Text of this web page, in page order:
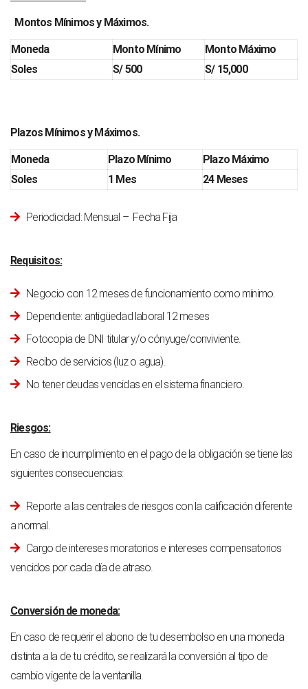
Montos Mínimos y Máximos.
Moneda Monto Mínimo
Monto Máximo
Soles
S/ 500 S/ 15,000
Plazos Mínimos y Máximos.
Moneda Plazo Mínimo
Plazo Máximo
Soles
1 Mes 24 Meses
Periodicidad: Mensual – Fecha Fija
Requisitos:
Negocio con 12 meses de funcionamiento como mínimo.
Dependiente: antigüedad laboral 12 meses
Fotocopia de DNI titular y/o cónyuge/conviviente.
Recibo de servicios (luz o agua).
No tener deudas vencidas en el sistema financiero.
Riesgos:
En caso de incumplimiento en el pago de la obligación se tiene las
siguientes consecuencias:
Reporte a las centrales de riesgos con la calificación diferente
a normal.
Cargo de intereses moratorios e intereses compensatorios
vencidos por cada día de atraso.
Conversión de moneda:
En caso de requerir el abono de tu desembolso en una moneda
distinta a la de tu crédito, se realizará la conversión al tipo de
cambio vigente de la ventanilla.